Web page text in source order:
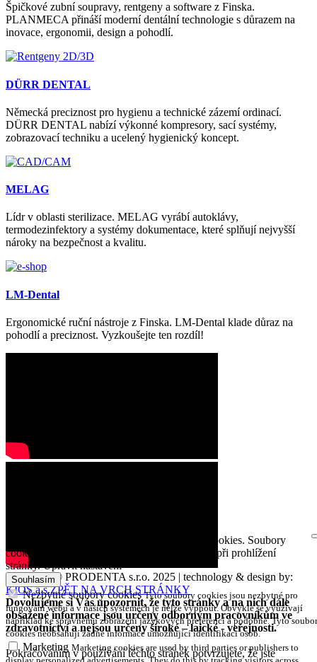
Špičkové zubní soupravy, rentgeny a software z Finska.
PLANMECA přináší moderní dentální technologie s důrazem na
inovace, ergonomii, design a pohodlí.
DÜRR DENTAL
Německá preciznost pro hygienu a technické zázemí ordinací.
DÜRR DENTAL nabízí výkonné kompresory, sací systémy,
zobrazovací techniku a ucelený hygienický koncept.
MELAG
Lídr v oblasti sterilizace. MELAG vyrábí autoklávy,
termodezinfektory a systémy dokumentace, které splňují nejvyšší
nároky na bezpečnost a kvalitu.
LM-Dental
Ergonomické ruční nástroje z Finska. LM-Dental klade důraz na
pohodlí a preciznost. Vyzkoušejte ten rozdíl!
Copyright © PRODENTA s.r.o. 2025 | technology & design by:
KIOS a.s.ZPĚT NA VRCH STRÁNKY
Na této webové stránce se používají soubory cookies. Soubory
cookies používáme ke zlepšení vaší zkušenosti při prohlížení
stránky.Upravit nastavení
Nezbytné soubory cookiesTyto soubory cookies jsou nezbytné pro
fungování webu a v našich systémech je nelze vypnout. Obvykle se využívají
například ke správnému zobrazení jazykových preferencí a podobně. Tyto
cookies neobsahují žádné informace umožňující identifikaci osob.
Marketing Marketing cookies are used by third parties or publishers to
Dovolujeme si Vás upozornit, že tyto stránky a na nich dále
obsažené informace jsou určeny odborným pracovníkům ve
zdravotnictví a nejsou určeny široké – laické - veřejnosti.
Pokračováním v používání těchto stránek potvrzujete, že jste